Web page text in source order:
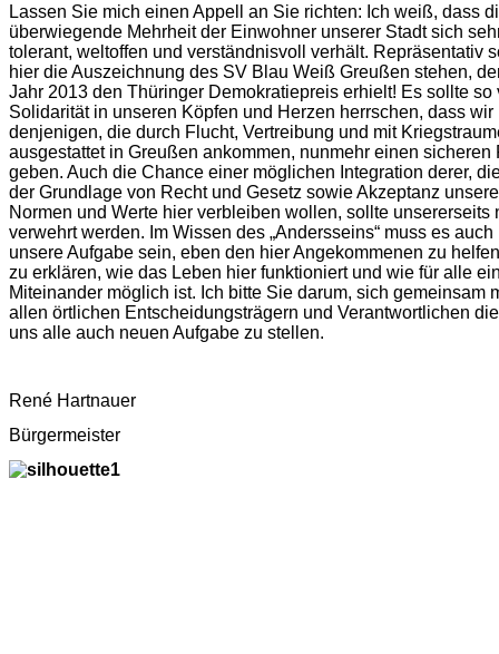
Lassen Sie mich einen Appell an Sie richten: Ich weiß, dass
überwiegende Mehrheit der Einwohner unserer Stadt sich
tolerant, weltoffen und verständnisvoll verhält. Repräsentativ
hier die Auszeichnung des SV Blau Weiß Greußen stehen,
Jahr 2013 den Thüringer Demokratiepreis erhielt! Es sollte so
Solidarität in unseren Köpfen und Herzen herrschen, dass wir
denjenigen, die durch Flucht, Vertreibung und mit
ausgestattet in Greußen ankommen, nunmehr einen sicheren
geben. Auch die Chance einer möglichen Integration derer,
der Grundlage von Recht und Gesetz sowie Akzeptanz
Normen und Werte hier verbleiben wollen, sollte unsererseits
verwehrt werden. Im Wissen des „Andersseins“ muss es auch
unsere Aufgabe sein, eben den hier Angekommenen zu
zu erklären, wie das Leben hier funktioniert und wie für alle
Miteinander möglich ist. Ich bitte Sie darum, sich gemeinsam
allen örtlichen Entscheidungsträgern und Verantwortlichen
uns alle auch neuen Aufgabe zu stellen.
René Hartnauer
Bürgermeister